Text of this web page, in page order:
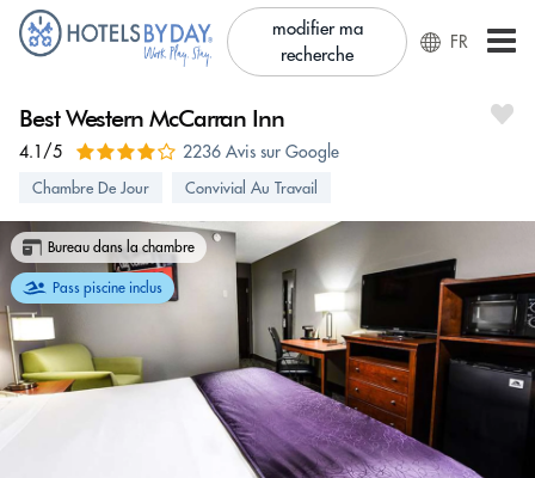
modifier ma
recherche
FR
Best Western McCarran Inn
4.1/5 2236 Avis sur Google
Chambre De Jour Convivial Au Travail
Bureau dans la chambre
Pass piscine inclus